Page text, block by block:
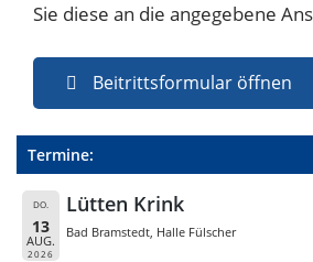
Sie diese an die angegebene
Beitrittsformular öffnen
Termine:
DO.
13
AUG.
2026
Lütten Krink
Bad Bramstedt, Halle Fülscher